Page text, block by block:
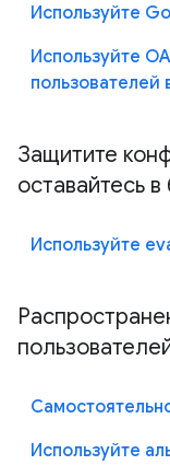
Используйте
Используйте
пользователей
Защитите
оставайтесь
Используйте
Используйте